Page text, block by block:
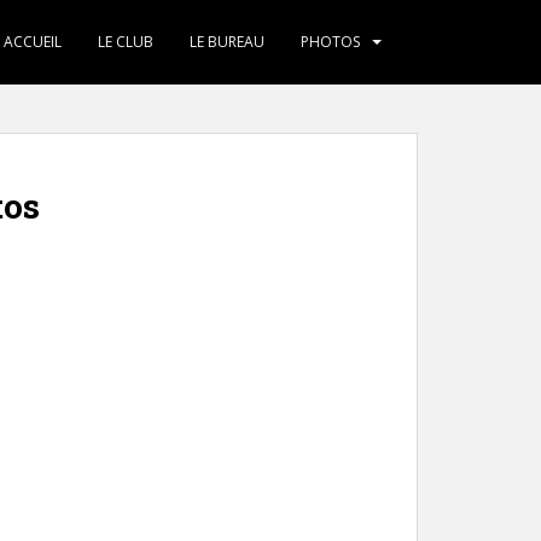
ACCUEIL LE CLUB LE BUREAU PHOTOS